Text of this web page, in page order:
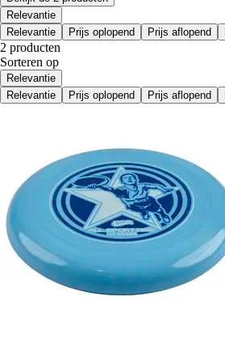
Relevantie
Relevantie
Prijs oplopend Prijs aflopend
2 producten
Sorteren op
Relevantie
Relevantie
Prijs oplopend Prijs aflopend